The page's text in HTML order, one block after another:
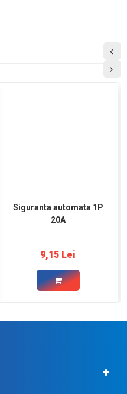
Siguranta automata 1P
20A
9,15 Lei